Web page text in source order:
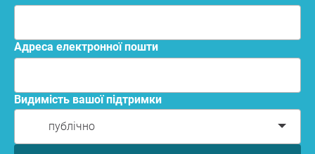
адреса електронної пошти
Видимість вашої підтримки
публічно